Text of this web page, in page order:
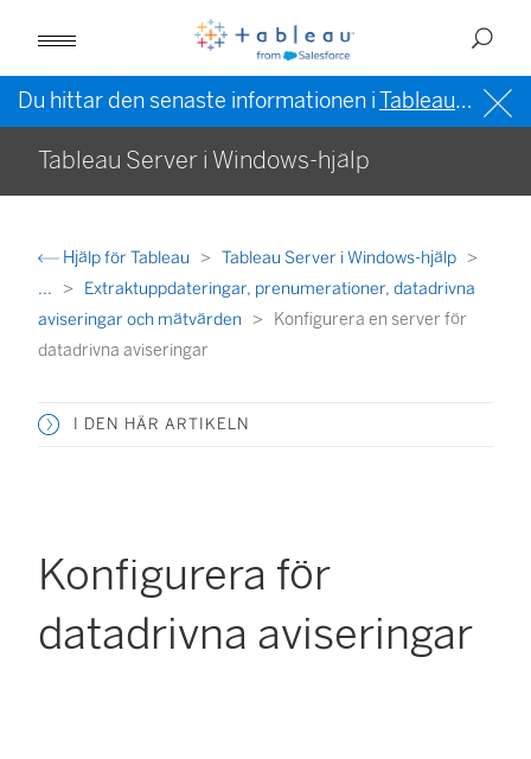
Du hittar den senaste informationen iTableau-hjälpen på engelska (USA)
Tableau Server i Windows-hjälp
Hjälp för Tableau
Tableau Server i Windows-hjälp
...
Extraktuppdateringar, prenumerationer, datadrivna
aviseringar och mätvärden
Konfigurera en server för
datadrivna aviseringar
I DEN HÄR ARTIKELN
Konfigurera för
datadrivna aviseringar